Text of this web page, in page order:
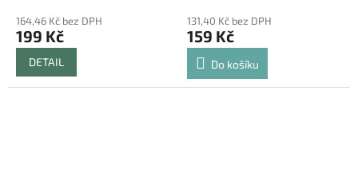
164,46 Kč bez DPH
199 Kč
DETAIL
131,40 Kč bez DPH
159 Kč
Do košíku